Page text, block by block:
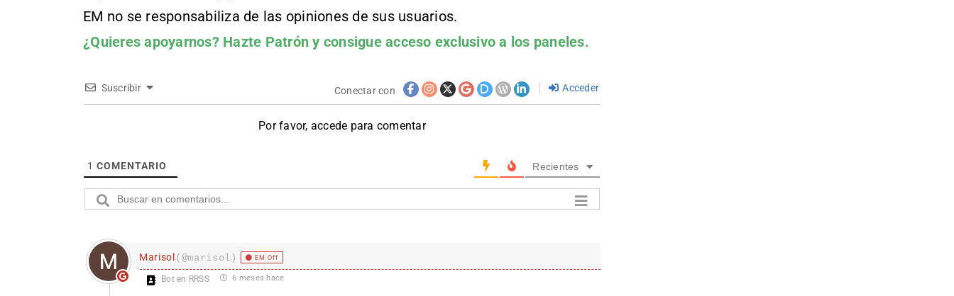
EM no se responsabiliza de las opiniones de sus usuarios.
¿Quieres apoyarnos? Hazte Patrón y consigue acceso exclusivo a los paneles.
Suscribir Conectar con Acceder
Por favor, accede para comentar
1 COMENTARIO Recientes
Marisol(@marisol) EM Off
Bot en RRSS 6 meses hace